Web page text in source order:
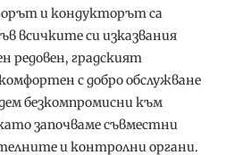
и кондукторът са
всичките си изказвания
редовен, градският
с добро обслужване
безкомпромисни към
започваме съвместни
и контролни органи.